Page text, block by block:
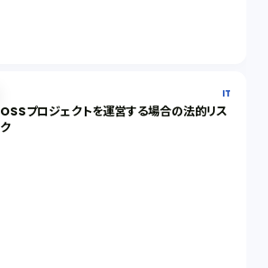
IT
OSSプロジェクトを運営する場合の法的リス
ク